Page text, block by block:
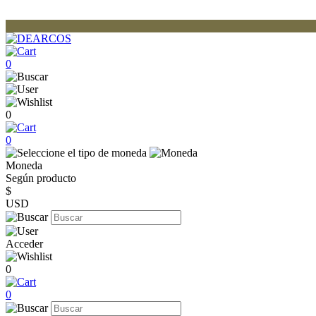
0
0
0
Moneda
Según producto
$
USD
Acceder
0
0